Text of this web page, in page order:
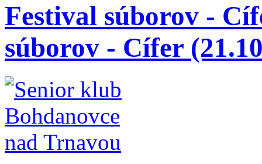
Festival súborov -
súborov - Cífer